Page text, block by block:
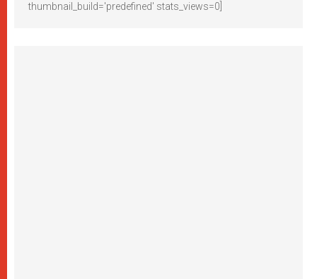
thumbnail_build='predefined' stats_views=0]